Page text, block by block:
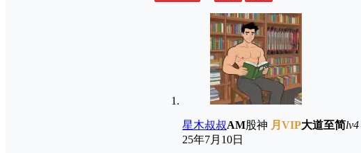
星木叔叔AM股神 月VIP大道至简lv4
25年7月10日